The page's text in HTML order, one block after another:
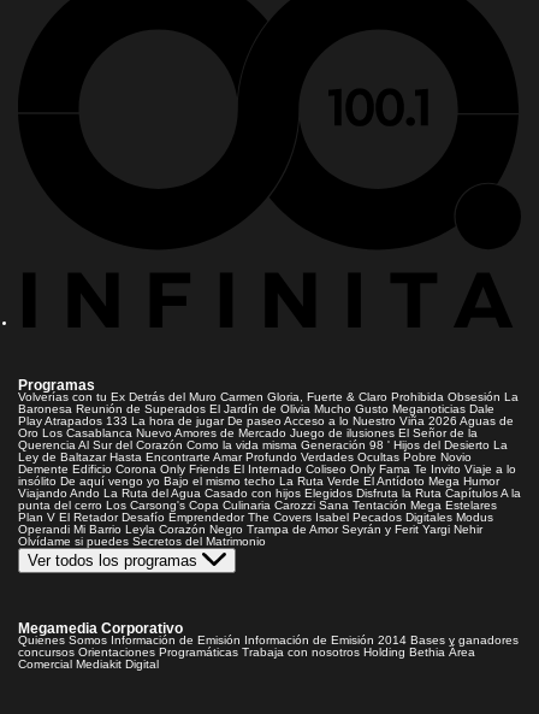
Programas
Volverías con tu Ex Detrás del Muro Carmen Gloria, Fuerte & Claro Prohibida Obsesión La
Baronesa Reunión de Superados El Jardín de Olivia Mucho Gusto Meganoticias Dale
PlayAtrapados 133 La hora de jugar De paseoAcceso a lo Nuestro Viña 2026 Aguas de
Oro Los Casablanca Nuevo Amores de Mercado Juego de ilusiones El Señor de la
Querencia Al Sur del Corazón Como la vida misma Generación 98 ' Hijos del Desierto La
Ley de Baltazar Hasta Encontrarte Amar Profundo Verdades Ocultas Pobre Novio
Demente Edificio Corona Only Friends El Internado Coliseo Only Fama Te Invito Viaje a lo
insólito De aquí vengo yo Bajo el mismo techo La Ruta Verde El Antídoto Mega Humor
Viajando Ando La Ruta del Agua Casado con hijos Elegidos Disfruta la Ruta CapítulosA la
punta del cerro Los Carsong's Copa Culinaria Carozzi Sana Tentación Mega Estelares
Plan V El Retador Desafío Emprendedor The Covers Isabel Pecados Digitales Modus
Operandi Mi Barrio Leyla Corazón Negro Trampa de Amor Seyrán y Ferit Yargi Nehir
Olvídame si puedes Secretos del Matrimonio
Ver todos los programas
Megamedia Corporativo
Quienes Somos Información de Emisión Información de Emisión 2014 Bases y ganadores
concursos Orientaciones Programáticas Trabaja con nosotros Holding Bethia Área
Comercial Mediakit Digital